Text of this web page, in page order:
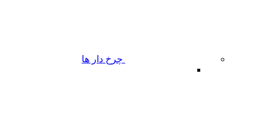
چرخ دار ها